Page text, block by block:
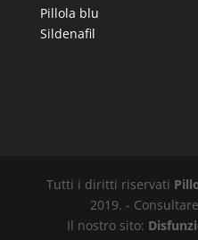
Pillola blu
Sildenafil
Tutti i diritti riservati
2019. -
Il nostro sito: